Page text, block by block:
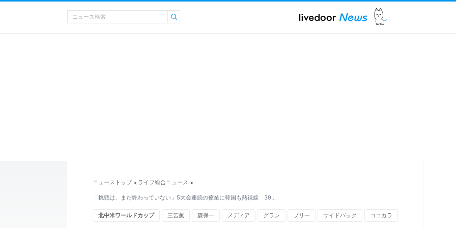
ニューストップ > ライフ総合ニュース >
「挑戦は、まだ終わっていない」5大会連続の偉業に韓国も熱視線 39…
北中米ワールドカップ 三笘薫 森保一 メディア グラン ブリー サイドバック ココカラ